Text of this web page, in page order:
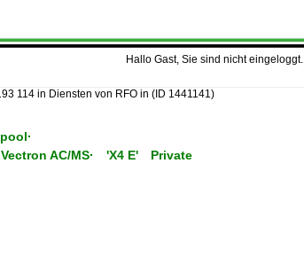
Hallo Gast, Sie sind nicht eingeloggt.
114 in Diensten von RFO in (ID 1441141)
AC/MS· 'X4 E' Private